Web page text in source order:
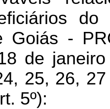
do
Goiás -
de
25, 26,
5º):